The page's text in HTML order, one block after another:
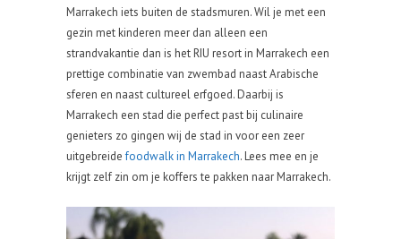
Marrakech iets buiten de stadsmuren. Wil je met een
gezin met kinderen meer dan alleen een
strandvakantie dan is het RIU resort in Marrakech een
prettige combinatie van zwembad naast Arabische
sferen en naast cultureel erfgoed. Daarbij is
Marrakech een stad die perfect past bij culinaire
genieters zo gingen wij de stad in voor een zeer
uitgebreidefoodwalk in Marrakech. Lees mee en je
krijgt zelf zin om je koffers te pakken naar Marrakech.